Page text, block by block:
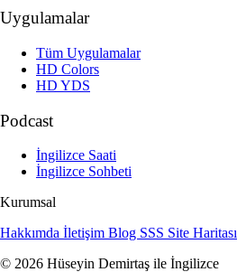
Uygulamalar
Tüm Uygulamalar
HD Colors
HD YDS
Podcast
İngilizce Saati
İngilizce Sohbeti
Kurumsal
Hakkımda İletişim Blog SSS Site Haritası
© 2026 Hüseyin Demirtaş ile İngilizce